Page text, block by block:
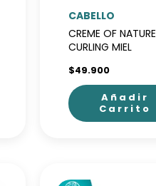
CABELLO
CREME OF NATURE
CURLING MIEL
$49.900
Añadir
Carrito